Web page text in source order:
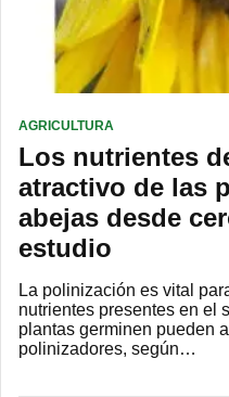
AGRICULTURA
Los nutrientes
atractivo de las
abejas desde
estudio
La polinización es vital
nutrientes presentes en el
plantas germinen pueden
polinizadores, según…